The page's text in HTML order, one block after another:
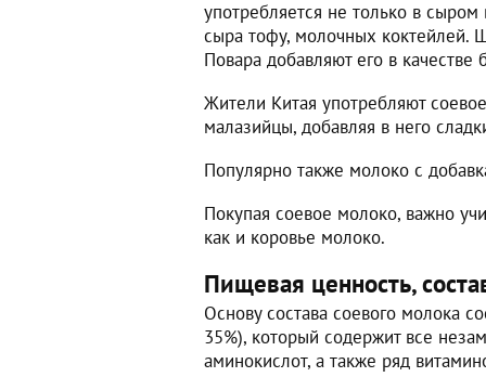
употребляется не только в
сыра тофу, молочных коктейлей.
Повара добавляют его в
Жители Китая употребляют
малазийцы, добавляя в него
Популярно также молоко с
Покупая соевое молоко, важно
как и коровье молоко.
Пищевая ценность,
Основу состава соевого молока
35%), который содержит все
аминокислот, а также ряд